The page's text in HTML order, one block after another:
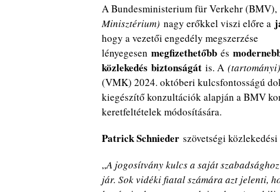
A Bundesministerium für Verkehr (BMV),
Minisztérium) nagy erőkkel viszi előre a
hogy a vezetői engedély megszerzése
lényegesen megfizethetőbbés
közlekedés biztonságát is. A (tartományi)
(VMK) 2024. októberi kulcsfontosságú
kiegészítő konzultációk alapján a BMV
keretfeltételek módosítására.
Patrick Schniederszövetségi
„A jogosítvány kulcs a saját
jár. Sok vidéki fiatal számára azt jelenti,